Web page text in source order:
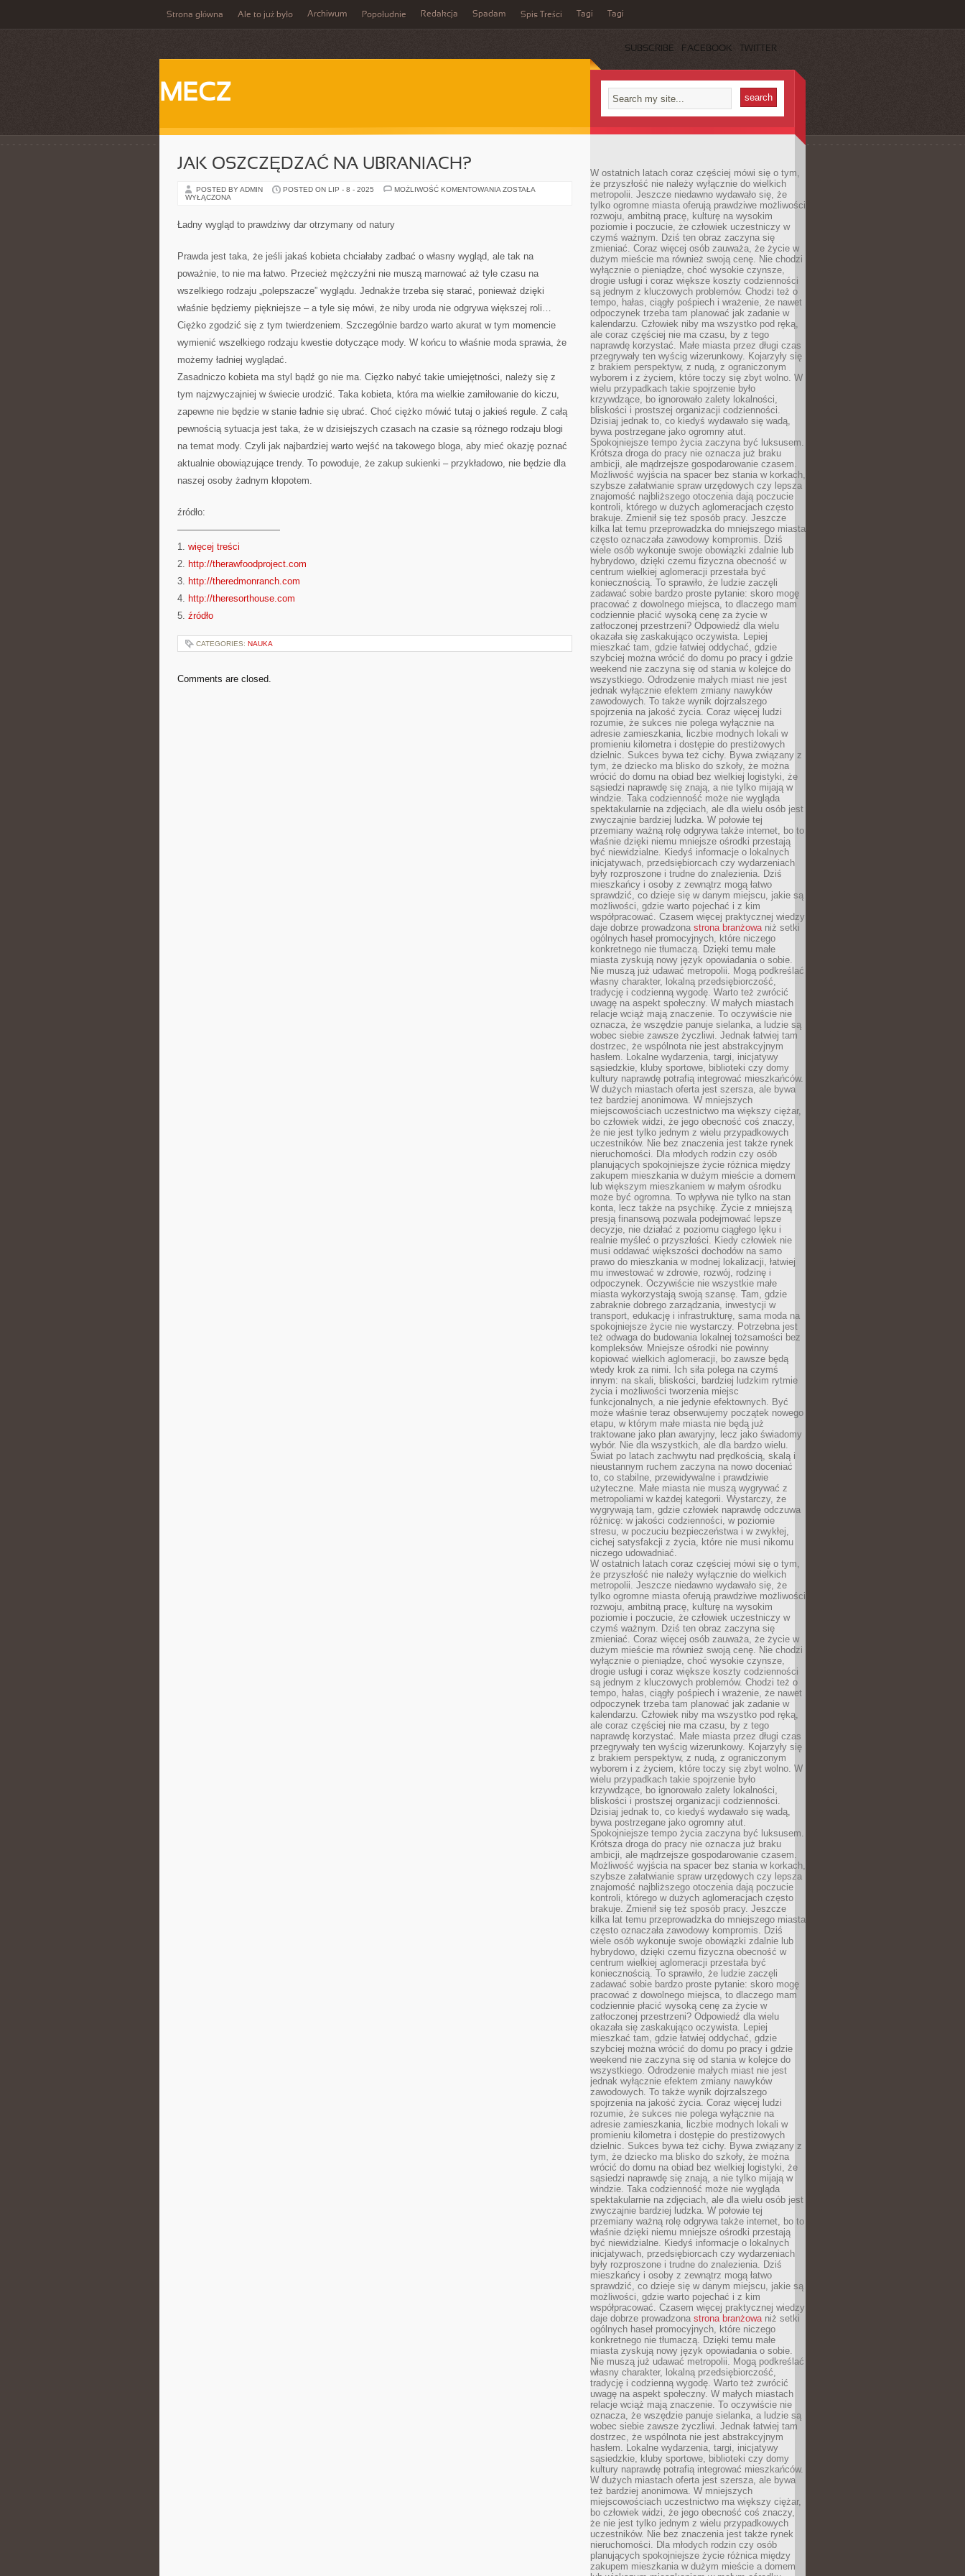
Strona główna Ale to już było Archiwum Popołudnie Redakcja Spadam Spis Treści Tagi Tagi
SUBSCRIBE FACEBOOK TWITTER
MECZ
JAK OSZCZĘDZAĆ NA UBRANIACH?
POSTED BY ADMIN POSTED ON LIP - 8 - 2025 MOŻLIWOŚĆ KOMENTOWANIA JAK
ZOSTAŁA
WYŁĄCZONA
Ładny wygląd to prawdziwy dar otrzymany od natury
Prawda jest taka, że jeśli jakaś kobieta chciałaby zadbać o własny wygląd, ale tak na
poważnie, to nie ma łatwo. Przecież mężczyźni nie muszą marnować aż tyle czasu na
wszelkiego rodzaju „polepszacze” wyglądu. Jednakże trzeba się starać, ponieważ dzięki
właśnie będziemy piękniejsze – a tyle się mówi, że niby uroda nie odgrywa większej roli…
Ciężko zgodzić się z tym twierdzeniem. Szczególnie bardzo warto akurat w tym momencie
wymienić wszelkiego rodzaju kwestie dotyczące mody. W końcu to właśnie moda sprawia, że
możemy ładniej wyglądać.
Zasadniczo kobieta ma styl bądź go nie ma. Ciężko nabyć takie umiejętności, należy się z
tym najzwyczajniej w świecie urodzić. Taka kobieta, która ma wielkie zamiłowanie do kiczu,
zapewne nie będzie w stanie ładnie się ubrać. Choć ciężko mówić tutaj o jakieś regule. Z całą
pewnością sytuacja jest taka, że w dzisiejszych czasach na czasie są różnego rodzaju blogi
na temat mody. Czyli jak najbardziej warto wejść na takowego bloga, aby mieć okazję poznać
aktualnie obowiązujące trendy. To powoduje, że zakup sukienki – przykładowo, nie będzie dla
naszej osoby żadnym kłopotem.
źródło:
———————————
1. więcej treści
2. http://therawfoodproject.com
3. http://theredmonranch.com
4. http://theresorthouse.com
5. źródło
CATEGORIES: NAUKA
Comments are closed.
W ostatnich latach coraz częściej mówi się o tym,
że przyszłość nie należy wyłącznie do wielkich
metropolii. Jeszcze niedawno wydawało się, że
tylko ogromne miasta oferują prawdziwe możliwości
rozwoju, ambitną pracę, kulturę na wysokim
poziomie i poczucie, że człowiek uczestniczy w
czymś ważnym. Dziś ten obraz zaczyna się
zmieniać. Coraz więcej osób zauważa, że życie w
dużym mieście ma również swoją cenę. Nie chodzi
wyłącznie o pieniądze, choć wysokie czynsze,
drogie usługi i coraz większe koszty codzienności
są jednym z kluczowych problemów. Chodzi też o
tempo, hałas, ciągły pośpiech i wrażenie, że nawet
odpoczynek trzeba tam planować jak zadanie w
kalendarzu. Człowiek niby ma wszystko pod ręką,
ale coraz częściej nie ma czasu, by z tego
naprawdę korzystać. Małe miasta przez długi czas
przegrywały ten wyścig wizerunkowy. Kojarzyły się
z brakiem perspektyw, z nudą, z ograniczonym
wyborem i z życiem, które toczy się zbyt wolno. W
wielu przypadkach takie spojrzenie było
krzywdzące, bo ignorowało zalety lokalności,
bliskości i prostszej organizacji codzienności.
Dzisiaj jednak to, co kiedyś wydawało się wadą,
bywa postrzegane jako ogromny atut.
Spokojniejsze tempo życia zaczyna być luksusem.
Krótsza droga do pracy nie oznacza już braku
ambicji, ale mądrzejsze gospodarowanie czasem.
Możliwość wyjścia na spacer bez stania w korkach,
szybsze załatwianie spraw urzędowych czy lepsza
znajomość najbliższego otoczenia dają poczucie
kontroli, którego w dużych aglomeracjach często
brakuje. Zmienił się też sposób pracy. Jeszcze
kilka lat temu przeprowadzka do mniejszego miasta
często oznaczała zawodowy kompromis. Dziś
wiele osób wykonuje swoje obowiązki zdalnie lub
hybrydowo, dzięki czemu fizyczna obecność w
centrum wielkiej aglomeracji przestała być
koniecznością. To sprawiło, że ludzie zaczęli
zadawać sobie bardzo proste pytanie: skoro mogę
pracować z dowolnego miejsca, to dlaczego mam
codziennie płacić wysoką cenę za życie w
zatłoczonej przestrzeni? Odpowiedź dla wielu
okazała się zaskakująco oczywista. Lepiej
mieszkać tam, gdzie łatwiej oddychać, gdzie
szybciej można wrócić do domu po pracy i gdzie
weekend nie zaczyna się od stania w kolejce do
wszystkiego. Odrodzenie małych miast nie jest
jednak wyłącznie efektem zmiany nawyków
zawodowych. To także wynik dojrzalszego
spojrzenia na jakość życia. Coraz więcej ludzi
rozumie, że sukces nie polega wyłącznie na
adresie zamieszkania, liczbie modnych lokali w
promieniu kilometra i dostępie do prestiżowych
dzielnic. Sukces bywa też cichy. Bywa związany z
tym, że dziecko ma blisko do szkoły, że można
wrócić do domu na obiad bez wielkiej logistyki, że
sąsiedzi naprawdę się znają, a nie tylko mijają w
windzie. Taka codzienność może nie wygląda
spektakularnie na zdjęciach, ale dla wielu osób jest
zwyczajnie bardziej ludzka. W połowie tej
przemiany ważną rolę odgrywa także internet, bo to
właśnie dzięki niemu mniejsze ośrodki przestają
być niewidzialne. Kiedyś informacje o lokalnych
inicjatywach, przedsiębiorcach czy wydarzeniach
były rozproszone i trudne do znalezienia. Dziś
mieszkańcy i osoby z zewnątrz mogą łatwo
sprawdzić, co dzieje się w danym miejscu, jakie są
możliwości, gdzie warto pojechać i z kim
współpracować. Czasem więcej praktycznej wiedzy
daje dobrze prowadzona strona branżowaniż setki
ogólnych haseł promocyjnych, które niczego
konkretnego nie tłumaczą. Dzięki temu małe
miasta zyskują nowy język opowiadania o sobie.
Nie muszą już udawać metropolii. Mogą podkreślać
własny charakter, lokalną przedsiębiorczość,
tradycję i codzienną wygodę. Warto też zwrócić
uwagę na aspekt społeczny. W małych miastach
relacje wciąż mają znaczenie. To oczywiście nie
oznacza, że wszędzie panuje sielanka, a ludzie są
wobec siebie zawsze życzliwi. Jednak łatwiej tam
dostrzec, że wspólnota nie jest abstrakcyjnym
hasłem. Lokalne wydarzenia, targi, inicjatywy
sąsiedzkie, kluby sportowe, biblioteki czy domy
kultury naprawdę potrafią integrować mieszkańców.
W dużych miastach oferta jest szersza, ale bywa
też bardziej anonimowa. W mniejszych
miejscowościach uczestnictwo ma większy ciężar,
bo człowiek widzi, że jego obecność coś znaczy,
że nie jest tylko jednym z wielu przypadkowych
uczestników. Nie bez znaczenia jest także rynek
nieruchomości. Dla młodych rodzin czy osób
planujących spokojniejsze życie różnica między
zakupem mieszkania w dużym mieście a domem
lub większym mieszkaniem w małym ośrodku
może być ogromna. To wpływa nie tylko na stan
konta, lecz także na psychikę. Życie z mniejszą
presją finansową pozwala podejmować lepsze
decyzje, nie działać z poziomu ciągłego lęku i
realnie myśleć o przyszłości. Kiedy człowiek nie
musi oddawać większości dochodów na samo
prawo do mieszkania w modnej lokalizacji, łatwiej
mu inwestować w zdrowie, rozwój, rodzinę i
odpoczynek. Oczywiście nie wszystkie małe
miasta wykorzystają swoją szansę. Tam, gdzie
zabraknie dobrego zarządzania, inwestycji w
transport, edukację i infrastrukturę, sama moda na
spokojniejsze życie nie wystarczy. Potrzebna jest
też odwaga do budowania lokalnej tożsamości bez
kompleksów. Mniejsze ośrodki nie powinny
kopiować wielkich aglomeracji, bo zawsze będą
wtedy krok za nimi. Ich siła polega na czymś
innym: na skali, bliskości, bardziej ludzkim rytmie
życia i możliwości tworzenia miejsc
funkcjonalnych, a nie jedynie efektownych. Być
może właśnie teraz obserwujemy początek nowego
etapu, w którym małe miasta nie będą już
traktowane jako plan awaryjny, lecz jako świadomy
wybór. Nie dla wszystkich, ale dla bardzo wielu.
Świat po latach zachwytu nad prędkością, skalą i
nieustannym ruchem zaczyna na nowo doceniać
to, co stabilne, przewidywalne i prawdziwie
użyteczne. Małe miasta nie muszą wygrywać z
metropoliami w każdej kategorii. Wystarczy, że
wygrywają tam, gdzie człowiek naprawdę odczuwa
różnicę: w jakości codzienności, w poziomie
stresu, w poczuciu bezpieczeństwa i w zwykłej,
cichej satysfakcji z życia, które nie musi nikomu
niczego udowadniać.
W ostatnich latach coraz częściej mówi się o tym,
że przyszłość nie należy wyłącznie do wielkich
metropolii. Jeszcze niedawno wydawało się, że
tylko ogromne miasta oferują prawdziwe możliwości
rozwoju, ambitną pracę, kulturę na wysokim
poziomie i poczucie, że człowiek uczestniczy w
czymś ważnym. Dziś ten obraz zaczyna się
zmieniać. Coraz więcej osób zauważa, że życie w
dużym mieście ma również swoją cenę. Nie chodzi
wyłącznie o pieniądze, choć wysokie czynsze,
drogie usługi i coraz większe koszty codzienności
są jednym z kluczowych problemów. Chodzi też o
tempo, hałas, ciągły pośpiech i wrażenie, że nawet
odpoczynek trzeba tam planować jak zadanie w
kalendarzu. Człowiek niby ma wszystko pod ręką,
ale coraz częściej nie ma czasu, by z tego
naprawdę korzystać. Małe miasta przez długi czas
przegrywały ten wyścig wizerunkowy. Kojarzyły się
z brakiem perspektyw, z nudą, z ograniczonym
wyborem i z życiem, które toczy się zbyt wolno. W
wielu przypadkach takie spojrzenie było
krzywdzące, bo ignorowało zalety lokalności,
bliskości i prostszej organizacji codzienności.
Dzisiaj jednak to, co kiedyś wydawało się wadą,
bywa postrzegane jako ogromny atut.
Spokojniejsze tempo życia zaczyna być luksusem.
Krótsza droga do pracy nie oznacza już braku
ambicji, ale mądrzejsze gospodarowanie czasem.
Możliwość wyjścia na spacer bez stania w korkach,
szybsze załatwianie spraw urzędowych czy lepsza
znajomość najbliższego otoczenia dają poczucie
kontroli, którego w dużych aglomeracjach często
brakuje. Zmienił się też sposób pracy. Jeszcze
kilka lat temu przeprowadzka do mniejszego miasta
często oznaczała zawodowy kompromis. Dziś
wiele osób wykonuje swoje obowiązki zdalnie lub
hybrydowo, dzięki czemu fizyczna obecność w
centrum wielkiej aglomeracji przestała być
koniecznością. To sprawiło, że ludzie zaczęli
zadawać sobie bardzo proste pytanie: skoro mogę
pracować z dowolnego miejsca, to dlaczego mam
codziennie płacić wysoką cenę za życie w
zatłoczonej przestrzeni? Odpowiedź dla wielu
okazała się zaskakująco oczywista. Lepiej
mieszkać tam, gdzie łatwiej oddychać, gdzie
szybciej można wrócić do domu po pracy i gdzie
weekend nie zaczyna się od stania w kolejce do
wszystkiego. Odrodzenie małych miast nie jest
jednak wyłącznie efektem zmiany nawyków
zawodowych. To także wynik dojrzalszego
spojrzenia na jakość życia. Coraz więcej ludzi
rozumie, że sukces nie polega wyłącznie na
adresie zamieszkania, liczbie modnych lokali w
promieniu kilometra i dostępie do prestiżowych
dzielnic. Sukces bywa też cichy. Bywa związany z
tym, że dziecko ma blisko do szkoły, że można
wrócić do domu na obiad bez wielkiej logistyki, że
sąsiedzi naprawdę się znają, a nie tylko mijają w
windzie. Taka codzienność może nie wygląda
spektakularnie na zdjęciach, ale dla wielu osób jest
zwyczajnie bardziej ludzka. W połowie tej
przemiany ważną rolę odgrywa także internet, bo to
właśnie dzięki niemu mniejsze ośrodki przestają
być niewidzialne. Kiedyś informacje o lokalnych
inicjatywach, przedsiębiorcach czy wydarzeniach
były rozproszone i trudne do znalezienia. Dziś
mieszkańcy i osoby z zewnątrz mogą łatwo
sprawdzić, co dzieje się w danym miejscu, jakie są
możliwości, gdzie warto pojechać i z kim
współpracować. Czasem więcej praktycznej wiedzy
daje dobrze prowadzona strona branżowaniż setki
ogólnych haseł promocyjnych, które niczego
konkretnego nie tłumaczą. Dzięki temu małe
miasta zyskują nowy język opowiadania o sobie.
Nie muszą już udawać metropolii. Mogą podkreślać
własny charakter, lokalną przedsiębiorczość,
tradycję i codzienną wygodę. Warto też zwrócić
uwagę na aspekt społeczny. W małych miastach
relacje wciąż mają znaczenie. To oczywiście nie
oznacza, że wszędzie panuje sielanka, a ludzie są
wobec siebie zawsze życzliwi. Jednak łatwiej tam
dostrzec, że wspólnota nie jest abstrakcyjnym
hasłem. Lokalne wydarzenia, targi, inicjatywy
sąsiedzkie, kluby sportowe, biblioteki czy domy
kultury naprawdę potrafią integrować mieszkańców.
W dużych miastach oferta jest szersza, ale bywa
też bardziej anonimowa. W mniejszych
miejscowościach uczestnictwo ma większy ciężar,
bo człowiek widzi, że jego obecność coś znaczy,
że nie jest tylko jednym z wielu przypadkowych
uczestników. Nie bez znaczenia jest także rynek
nieruchomości. Dla młodych rodzin czy osób
planujących spokojniejsze życie różnica między
zakupem mieszkania w dużym mieście a domem